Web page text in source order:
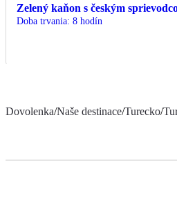
Zelený kaňon s českým
Doba trvania: 8 hodín
Dovolenka/Naše destinace/Turecko/